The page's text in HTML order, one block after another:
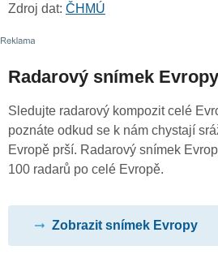
Zdroj dat: ČHMÚ
Radarový snímek Evropy
Sledujte radarový kompozit celé
poznáte odkud se k nám chystají
Evropě prší. Radarový snímek
100 radarů po celé Evropě.
Zobrazit snímek Evropy